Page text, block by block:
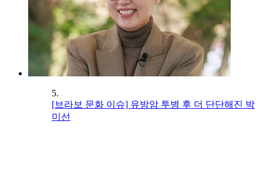
5.
[브라보 문화 이슈] 유방암 투병 후 더 단단해진 박
미선